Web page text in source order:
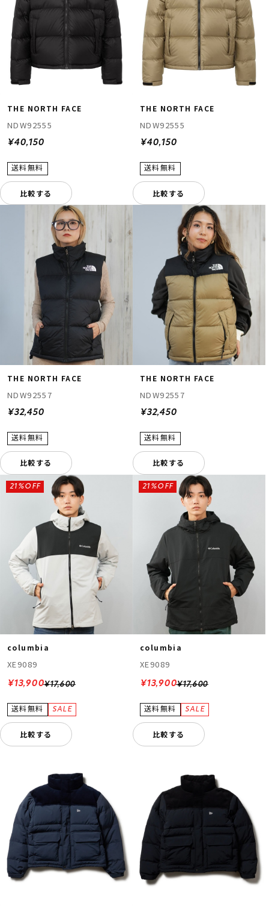
THE NORTH FACE
NDW92555
¥40,150
比較する
THE NORTH FACE
NDW92555
¥40,150
比較する
THE NORTH FACE
NDW92557
¥32,450
比較する
THE NORTH FACE
NDW92557
¥32,450
比較する
columbia
XE9089
¥17,600
21%OFF
¥13,900
比較する
columbia
XE9089
¥17,600
21%OFF
¥13,900
比較する